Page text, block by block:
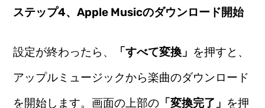
ステップ4、Apple Musicのダウンロード開始
設定が終わったら、 「すべて変換」 を押すと、
アップルミュージックから楽曲のダウンロード
を開始します。画面の上部の 「変換完了」 を押